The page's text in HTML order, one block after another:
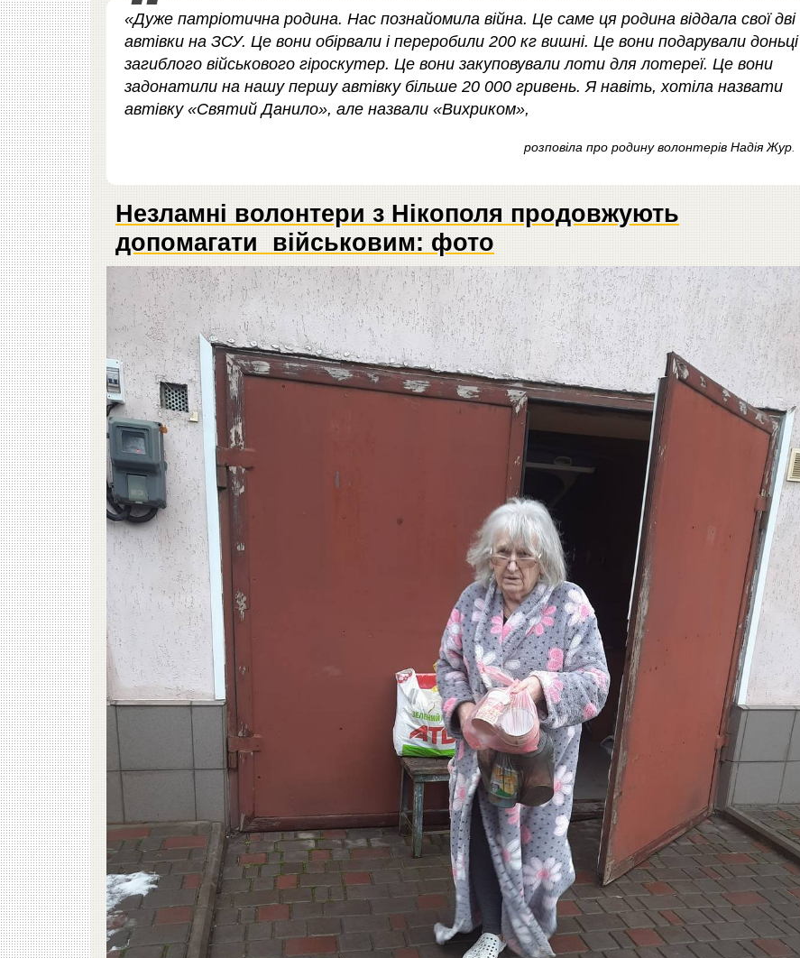
«Дуже патріотична родина. Нас познайомила війна. Це саме ця родина віддала свої дві
автівки на ЗСУ. Це вони обірвали і переробили 200 кг вишні. Це вони подарували доньці
загиблого військового гіроскутер. Це вони закуповували лоти для лотереї. Це вони
задонатили на нашу першу автівку більше 20 000 гривень. Я навіть, хотіла назвати
автівку «Святий Данило», але назвали «Вихриком»,
розповіла про родину волонтерів Надія Жур.
Незламні волонтери з Нікополя продовжують
допомагати військовим: фото